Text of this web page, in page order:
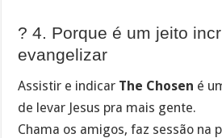
? 4. Porque é um jeito
evangelizar
Assistir e indicar The Chosen é
de levar Jesus pra mais gente.
Chama os amigos, faz sessão na